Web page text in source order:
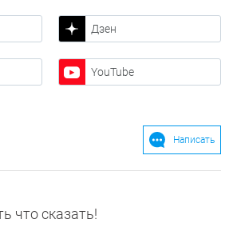
Дзен
YouTube
Написать
что сказать!